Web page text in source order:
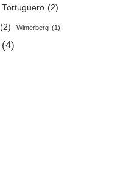
Tortuguero (2)
(2) Winterberg (1)
(4)